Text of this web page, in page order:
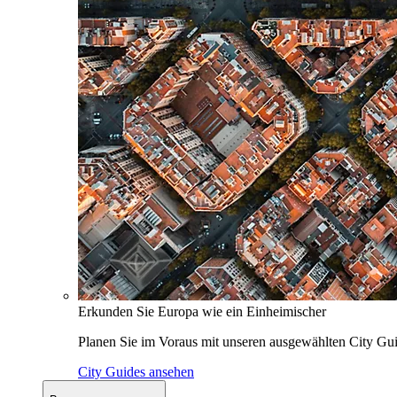
Erkunden Sie Europa wie ein Einheimischer
Planen Sie im Voraus mit unseren ausgewählten City
City Guides ansehen